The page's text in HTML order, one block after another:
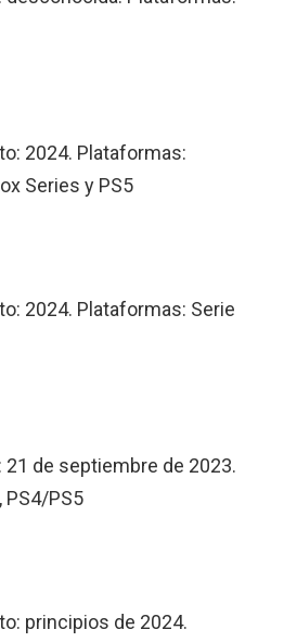
2024. Plataformas:
Series y PS5
2024. Plataformas: Serie
21 de septiembre de 2023.
PS4/PS5
principios de 2024.